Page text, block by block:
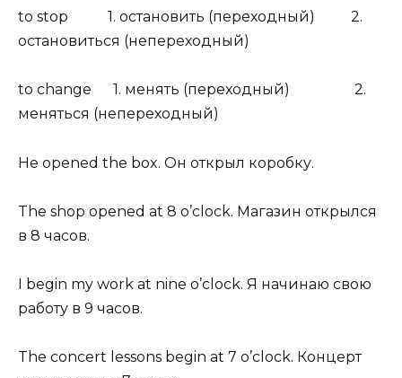
to stop 1. остановить (переходный) 2.
остановиться (непереходный)
to change 1. менять (переходный) 2.
меняться (непереходный)
Не opened the box. Он открыл коробку.
The shop opened at 8 o’clock. Магазин открылся
в 8 часов.
I begin my work at nine o’clock. Я начинаю свою
работу в 9 часов.
The concert lessons begin at 7 o’clock. Концерт